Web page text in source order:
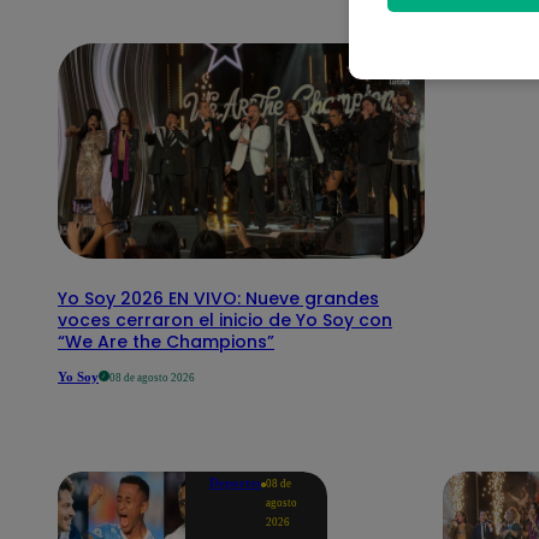
Yo Soy 2026 EN VIVO: Nueve grandes
voces cerraron el inicio de Yo Soy con
“We Are the Champions”
Yo Soy 08 de agosto 2026
Deportes 08 de
agosto
2026